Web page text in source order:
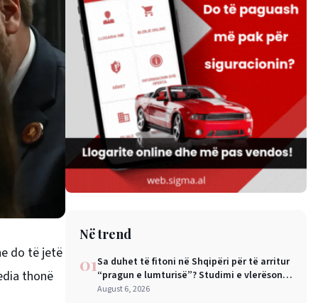
do të jetë
thonë
Në trend
01Sa duhet të fitoni në Shqipëri për të arritur
“pragun e lumturisë”? Studimi e vlerëson
në 28 mijë dollarë në vit
August 6, 2026